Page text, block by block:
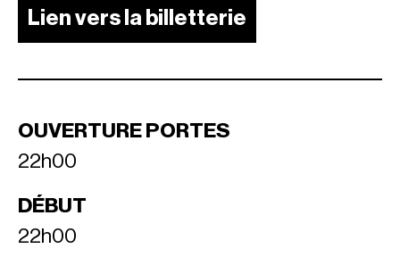
Lien vers la billetterie
OUVERTURE PORTES
22h00
DÉBUT
22h00